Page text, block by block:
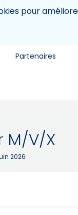
pour
Partenaires
M/V/X
2026